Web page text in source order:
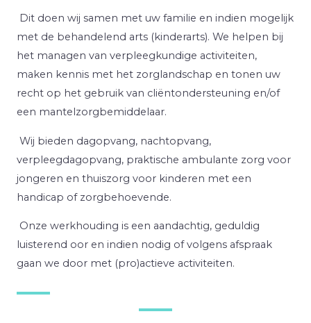
Dit doen wij samen met uw familie en indien mogelijk
met de behandelend arts (kinderarts). We helpen bij
het managen van verpleegkundige activiteiten,
maken kennis met het zorglandschap en tonen uw
recht op het gebruik van cliëntondersteuning en/of
een mantelzorgbemiddelaar.
Wij bieden dagopvang, nachtopvang,
verpleegdagopvang, praktische ambulante zorg voor
jongeren en thuiszorg voor kinderen met een
handicap of zorgbehoevende.
Onze werkhouding is een aandachtig, geduldig
luisterend oor en indien nodig of volgens afspraak
gaan we door met (pro)actieve activiteiten.